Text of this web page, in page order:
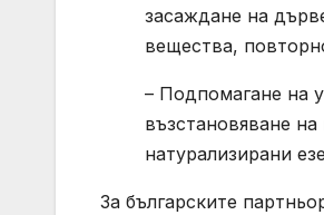
засаждане на
вещества,
– Подпомагане на
възстановяване
натурализирани
За българските